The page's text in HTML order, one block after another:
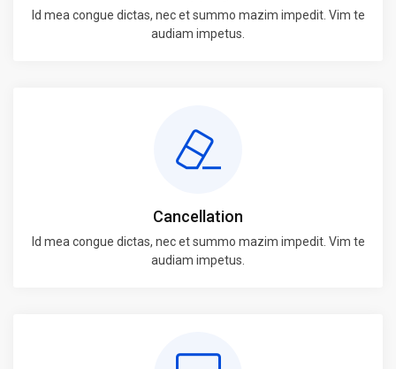
Id mea congue dictas, nec et summo mazim impedit. Vim te
audiam impetus.
Cancellation
Id mea congue dictas, nec et summo mazim impedit. Vim te
audiam impetus.